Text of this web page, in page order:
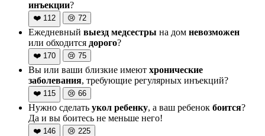
инъекции?
❤️ 112 😢 72
Ежедневный выезд медсестры на дом невозможен
или обходится дорого?
❤️ 170 😢 75
Вы или ваши близкие имеют хронические
заболевания, требующие регулярных инъекций?
❤️ 115 😢 66
Нужно сделать укол ребенку, а ваш ребенок боится?
Да и вы боитесь не меньше него!
❤️ 146 😢 225